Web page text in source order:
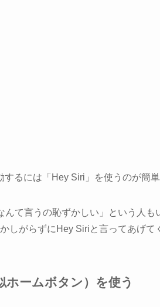
るには「Hey Siri」を使うのが簡単
んて言うの恥ずかしい」という人
しがらずにHey Siriと言ってあげて
ームボタン）を使う